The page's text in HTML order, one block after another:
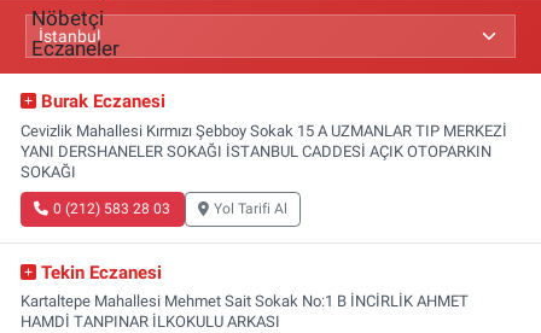
Burak Eczanesi
Cevizlik Mahallesi Kırmızı Şebboy Sokak 15 A UZMANLAR TIP MERKEZİ
YANI DERSHANELER SOKAĞI İSTANBUL CADDESİ AÇIK OTOPARKIN
SOKAĞI
0 (212) 583 28 03 Yol Tarifi Al
Tekin Eczanesi
Kartaltepe Mahallesi Mehmet Sait Sokak No:1 B İNCİRLİK AHMET
HAMDİ TANPINAR İLKOKULU ARKASI